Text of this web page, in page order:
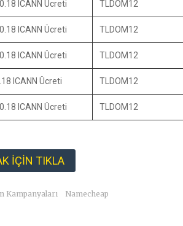
ICANN Ücreti TLDOM12
ICANN Ücreti TLDOM12
ICANN Ücreti TLDOM12
ICANN Ücreti TLDOM12
ICANN Ücreti TLDOM12
İÇİN TIKLA
Kampanyaları
Namecheap